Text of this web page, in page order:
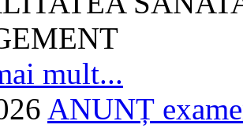
mult...
ANUNȚ